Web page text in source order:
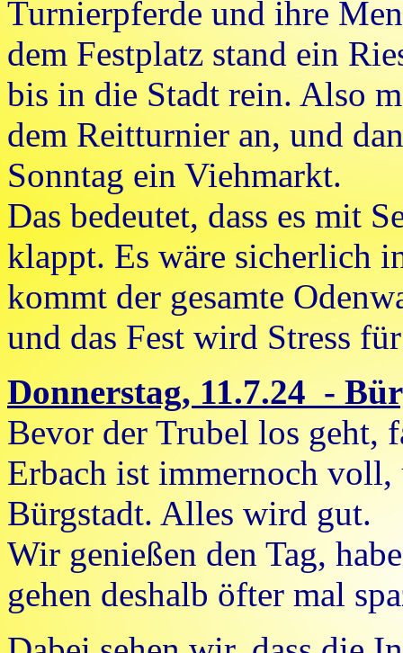
Turnierpferde und ihre
dem Festplatz stand ein
bis in die Stadt rein. Also
dem Reitturnier an, und
Sonntag ein Viehmarkt.
Das bedeutet, dass es mit
klappt. Es wäre sicherlich
kommt der gesamte
und das Fest wird Stress
Donnerstag, 11.7.24 -
Bevor der Trubel los geht,
Erbach ist immernoch
Bürgstadt. Alles wird gut.
Wir genießen den Tag,
gehen deshalb öfter mal